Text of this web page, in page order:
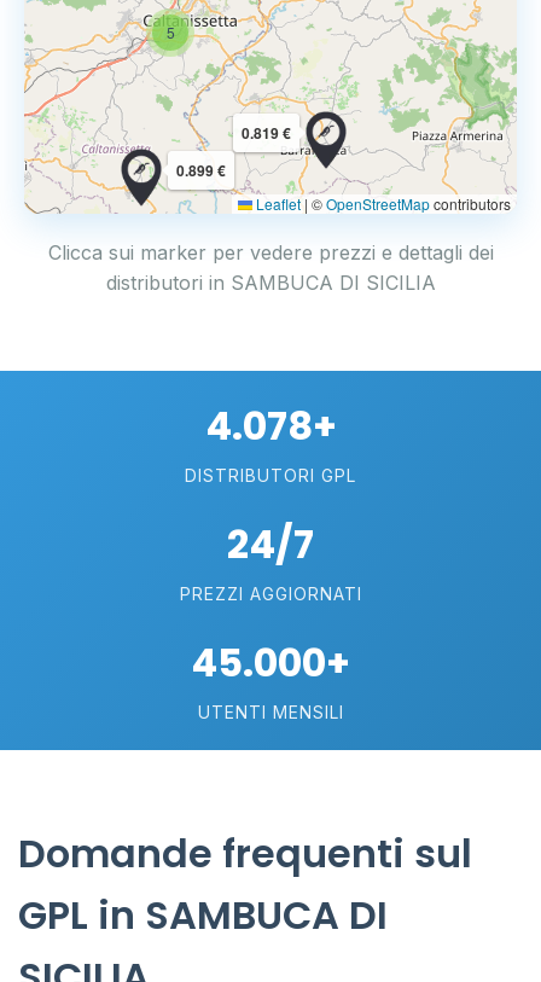
5
0.819 €
0.899 €
Leaflet | ©OpenStreetMapcontributors
Clicca sui marker per vedere prezzi e dettagli dei
distributori in SAMBUCA DI SICILIA
4.078+
DISTRIBUTORI GPL
24/7
PREZZI AGGIORNATI
45.000+
UTENTI MENSILI
Domande frequenti sul
GPL in SAMBUCA DI